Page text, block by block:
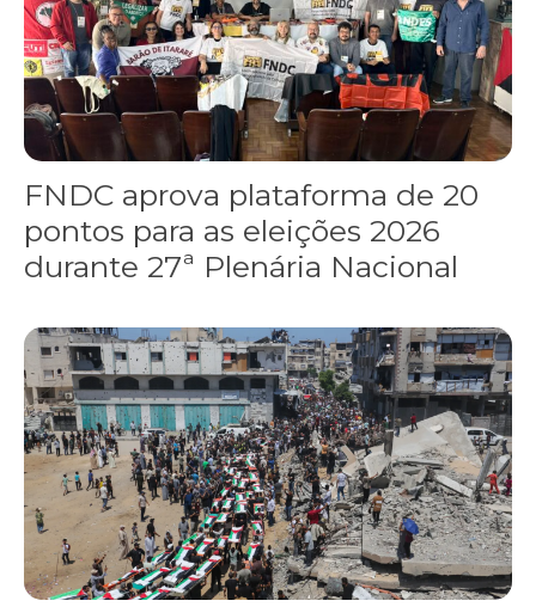
FNDC aprova plataforma de 20
pontos para as eleições 2026
durante 27ª Plenária Nacional
Gaza realiza funeral coletivo de 112 pessoas assassinadas por